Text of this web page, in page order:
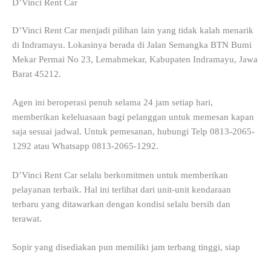
D’Vinci Rent Car
D’Vinci Rent Car menjadi pilihan lain yang tidak kalah menarik
di Indramayu. Lokasinya berada di Jalan Semangka BTN Bumi
Mekar Permai No 23, Lemahmekar, Kabupaten Indramayu, Jawa
Barat 45212.
Agen ini beroperasi penuh selama 24 jam setiap hari,
memberikan keleluasaan bagi pelanggan untuk memesan kapan
saja sesuai jadwal. Untuk pemesanan, hubungi Telp 0813-2065-
1292 atau Whatsapp 0813-2065-1292.
D’Vinci Rent Car selalu berkomitmen untuk memberikan
pelayanan terbaik. Hal ini terlihat dari unit-unit kendaraan
terbaru yang ditawarkan dengan kondisi selalu bersih dan
terawat.
Sopir yang disediakan pun memiliki jam terbang tinggi, siap